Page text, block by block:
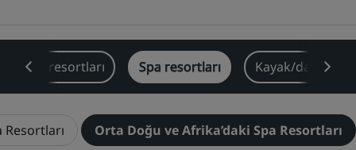
Şehir merkezi otelleri
Blogumuzu ziyaret edin
Plaj resortları Spa resortları Kayak/dağ
Orta Doğu ve Afrika’daki Spa Resortları